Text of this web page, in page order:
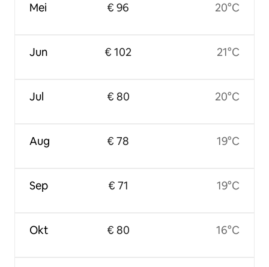
Mei
Jun
Jul
Aug
Sep
Okt
€ 96
€ 102
€ 80
€ 78
€ 71
€ 80
20°C
21°C
20°C
19°C
19°C
16°C